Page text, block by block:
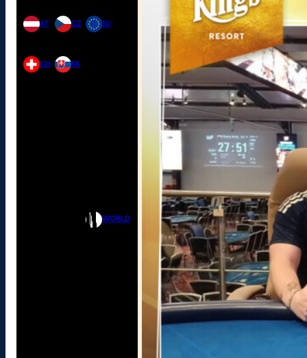
AT
CH
CZ
SK
EU
WORLD